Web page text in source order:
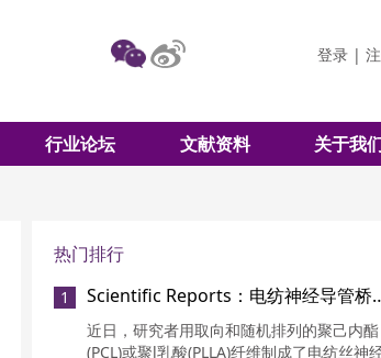
登录 |
行业论坛 文献资料 关于我
热门排行
1 Scientific Reports：
近日，研究者用取向和随机排列的聚己内酯
(PCL)或聚l乳酸(PLLA)纤维制成了电纺丝神